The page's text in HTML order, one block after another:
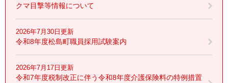
クマ目撃等情報について
2026年7月30日更新
令和8年度松島町職員採用試験案内
2026年7月17日更新
令和7年度税制改正に伴う令和8年度介護保険料の特例措置